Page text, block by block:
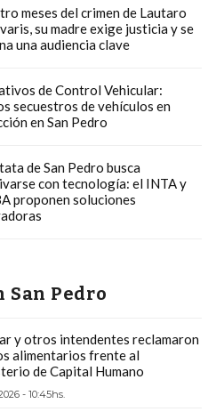
meses del crimen de Lautaro
su madre exige justicia y se
una audiencia clave
de Control Vehicular:
secuestros de vehículos en
en San Pedro
de San Pedro busca
con tecnología: el INTA y
proponen soluciones
San Pedro
y otros intendentes reclamaron
alimentarios frente al
de Capital Humano
- 10:45hs.